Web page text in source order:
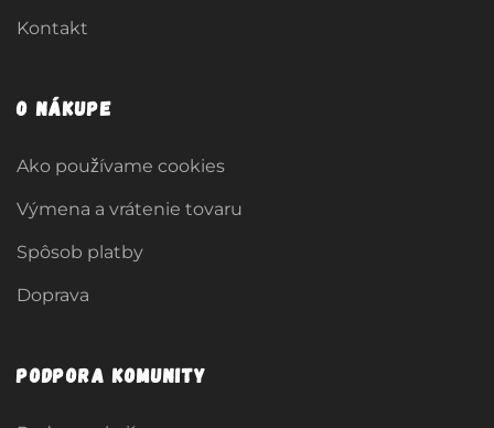
Kontakt
O nákupe
Ako používame cookies
Výmena a vrátenie tovaru
Spôsob platby
Doprava
Podpora komunity